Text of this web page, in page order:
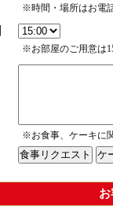
※時間・場所はお電
※お部屋のご用意は
※お食事、ケーキに